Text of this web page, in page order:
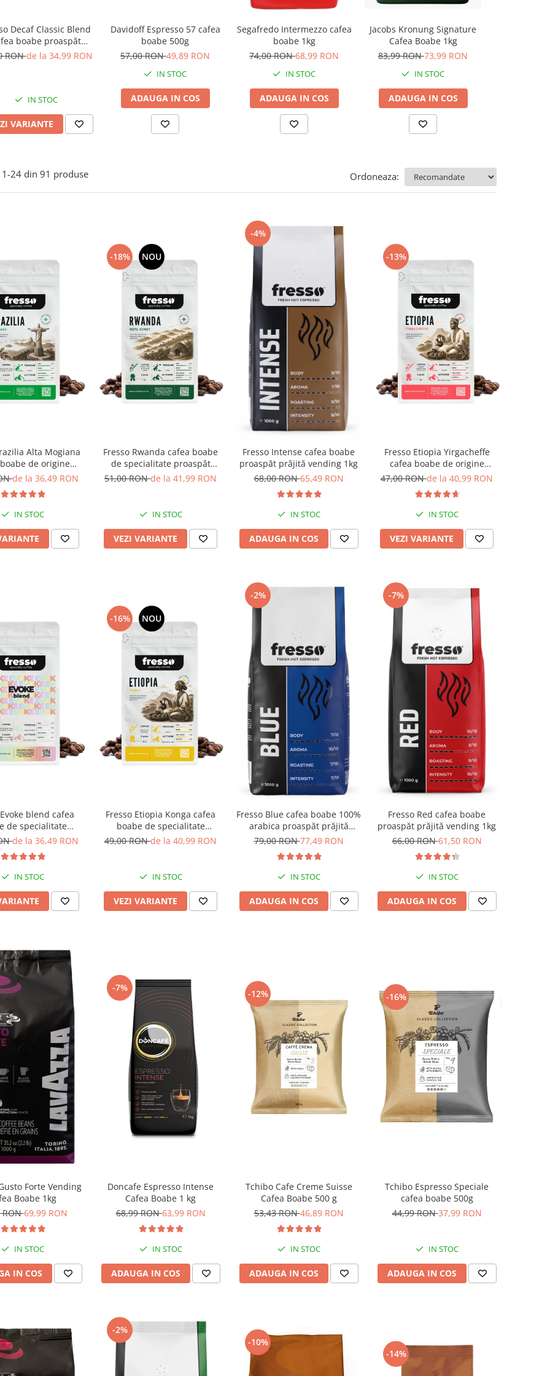
Decaf Classic Blend
boabe proaspăt
și decofeinizată
RONde la 34,99 RON
IN STOC
VARIANTE
Davidoff Espresso 57 cafea
boabe 500g
57,00 RON49,89 RON
IN STOC
ADAUGA IN COS
Segafredo Intermezzo cafea
boabe 1kg
74,00 RON68,99 RON
IN STOC
ADAUGA IN COS
Jacobs Kronung Signature
Cafea Boabe 1kg
83,99 RON73,99 RON
IN STOC
ADAUGA IN COS
1-24 din 91 produse Ordoneaza:
Alta Mogiana
de origine
prăjită
de la 36,49 RON
IN STOC
-18% NOU
Fresso Rwanda cafea boabe
de specialitate proaspăt
prăjită
51,00 RONde la 41,99 RON
IN STOC
VEZI VARIANTE
-4%
Fresso Intense cafea boabe
proaspăt prăjită vending 1kg
68,00 RON65,49 RON
IN STOC
ADAUGA IN COS
-13%
Fresso Etiopia Yirgacheffe
cafea boabe de origine
proaspăt prăjită
47,00 RONde la 40,99 RON
IN STOC
VEZI VARIANTE
blend cafea
de specialitate
prăjită
de la 36,49 RON
IN STOC
-16% NOU
Fresso Etiopia Konga cafea
boabe de specialitate
proaspăt prăjită
49,00 RONde la 40,99 RON
IN STOC
VEZI VARIANTE
-2%
Fresso Blue cafea boabe 100%
arabica proaspăt prăjită
vending 1kg
79,00 RON77,49 RON
IN STOC
ADAUGA IN COS
-7%
Fresso Red cafea boabe
proaspăt prăjită vending 1kg
66,00 RON61,50 RON
IN STOC
ADAUGA IN COS
Forte Vending
Boabe 1kg
RON69,99 RON
IN STOC
IN COS
-7%
Doncafe Espresso Intense
Cafea Boabe 1 kg
68,99 RON63,99 RON
IN STOC
ADAUGA IN COS
-12%
Tchibo Cafe Creme Suisse
Cafea Boabe 500 g
53,43 RON46,89 RON
IN STOC
ADAUGA IN COS
-16%
Tchibo Espresso Speciale
cafea boabe 500g
44,99 RON37,99 RON
IN STOC
ADAUGA IN COS
-2%
-10%
-14%